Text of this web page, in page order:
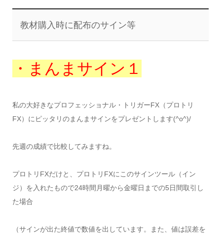
教材購入時に配布のサイン等
・まんまサイン１
私の大好きなプロフェッショナル・トリガーFX（プロトリ
FX）にピッタリのまんまサインをプレゼントします(^o^)/
先週の成績で比較してみますね。
プロトリFXだけと、プロトリFXにこのサインツール（イン
ジ）を入れたもので24時間月曜から金曜日までの5日間取引し
た場合
（サインが出た終値で数値を出しています。また、値は誤差を